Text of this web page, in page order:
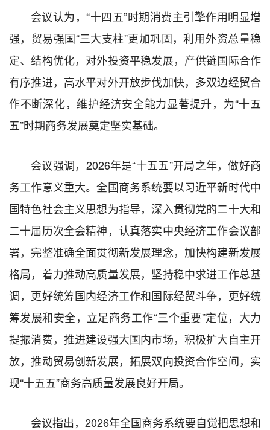
会议认为，“十四五”时期消费主引擎作用明显增
强，贸易强国“三大支柱”更加巩固，利用外资总量稳
定、结构优化，对外投资平稳发展，产供链国际合作
有序推进，高水平对外开放步伐加快，多双边经贸合
作不断深化，维护经济安全能力显著提升，为“十五
五”时期商务发展奠定坚实基础。
会议强调，2026年是“十五五”开局之年，做好商
务工作意义重大。全国商务系统要以习近平新时代中
国特色社会主义思想为指导，深入贯彻党的二十大和
二十届历次全会精神，认真落实中央经济工作会议部
署，完整准确全面贯彻新发展理念，加快构建新发展
格局，着力推动高质量发展，坚持稳中求进工作总基
调，更好统筹国内经济工作和国际经贸斗争，更好统
筹发展和安全，立足商务工作“三个重要”定位，大力
提振消费，推进建设强大国内市场，积极扩大自主开
放，推动贸易创新发展，拓展双向投资合作空间，实
现“十五五”商务高质量发展良好开局。
会议指出，2026年全国商务系统要自觉把思想和